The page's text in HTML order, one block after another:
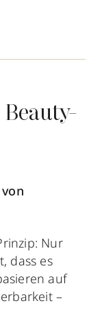
Beauty-
Nur
dass es
auf
–